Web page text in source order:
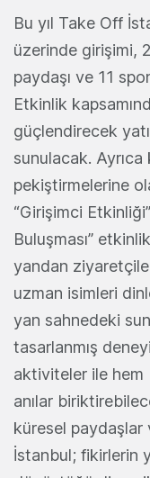
Bu yıl Take Off
üzerinde girişimi,
paydaşı ve 11
Etkinlik
güçlendirecek
sunulacak. Ayrıca
pekiştirmelerine
“Girişimci
Buluşması”
yandan
uzman isimleri
yan sahnedeki
tasarlanmış
aktiviteler ile hem
anılar
küresel paydaşlar
İstanbul; fikirlerin